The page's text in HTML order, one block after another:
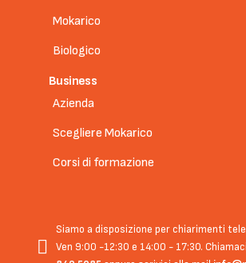
Mokarico
Biologico
Business
Azienda
Scegliere Mokarico
Corsi di formazione
Siamo a disposizione per chiarimenti
Ven 9:00 -12:30 e 14:00 - 17:30.